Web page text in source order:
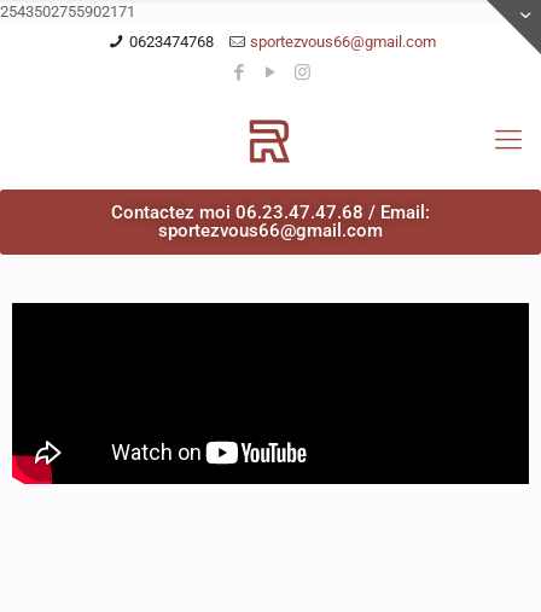
2543502755902171
0623474768
sportezvous66@gmail.com
Contactez moi 06.23.47.47.68 / Email:
sportezvous66@gmail.com